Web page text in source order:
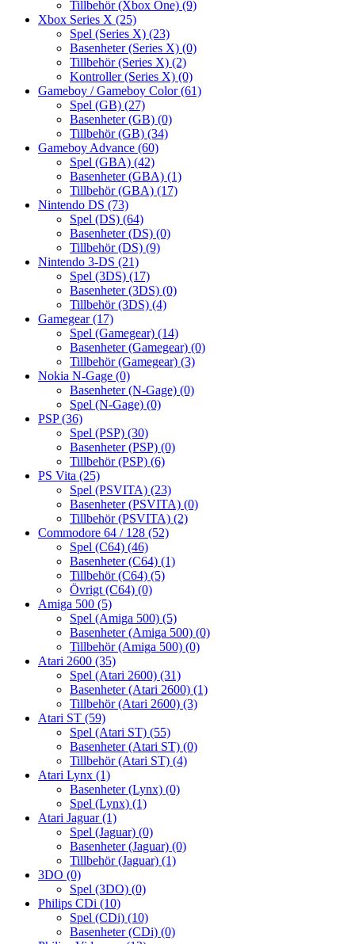
Tillbehör (Xbox One) (9)
Xbox Series X (25)
Spel (Series X) (23)
Basenheter (Series X) (0)
Tillbehör (Series X) (2)
Kontroller (Series X) (0)
Gameboy / Gameboy Color(61)
Spel (GB) (27)
Basenheter (GB) (0)
Tillbehör (GB) (34)
Gameboy Advance (60)
Spel (GBA) (42)
Basenheter (GBA) (1)
Tillbehör (GBA) (17)
Nintendo DS (73)
Spel (DS) (64)
Basenheter (DS) (0)
Tillbehör (DS) (9)
Nintendo 3-DS (21)
Spel (3DS) (17)
Basenheter (3DS) (0)
Tillbehör (3DS) (4)
Gamegear(17)
Spel (Gamegear) (14)
Basenheter (Gamegear) (0)
Tillbehör (Gamegear) (3)
Nokia N-Gage (0)
Basenheter (N-Gage) (0)
Spel (N-Gage) (0)
PSP(36)
Spel (PSP) (30)
Basenheter (PSP) (0)
Tillbehör (PSP) (6)
PS Vita (25)
Spel (PSVITA) (23)
Basenheter (PSVITA) (0)
Tillbehör (PSVITA) (2)
Commodore 64 / 128 (52)
Spel (C64) (46)
Basenheter (C64) (1)
Tillbehör (C64) (5)
Övrigt (C64) (0)
Amiga 500 (5)
Spel (Amiga 500) (5)
Basenheter (Amiga 500) (0)
Tillbehör (Amiga 500) (0)
Atari 2600 (35)
Spel (Atari 2600) (31)
Basenheter (Atari 2600) (1)
Tillbehör (Atari 2600) (3)
Atari ST (59)
Spel (Atari ST) (55)
Basenheter (Atari ST) (0)
Tillbehör (Atari ST) (4)
Atari Lynx (1)
Basenheter (Lynx) (0)
Spel (Lynx) (1)
Atari Jaguar(1)
Spel (Jaguar) (0)
Basenheter (Jaguar) (0)
Tillbehör (Jaguar) (1)
3DO (0)
Spel (3DO) (0)
Philips CDi (10)
Spel (CDi) (10)
Basenheter (CDi) (0)